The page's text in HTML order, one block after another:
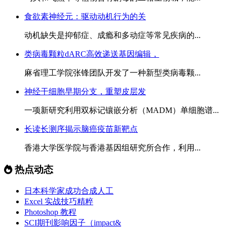
食欲素神经元：驱动动机行为的关
动机缺失是抑郁症、成瘾和多动症等常见疾病的...
类病毒颗粒dARC高效递送基因编辑，
麻省理工学院张锋团队开发了一种新型类病毒颗...
神经干细胞早期分支，重塑皮层发
一项新研究利用双标记镶嵌分析（MADM）单细胞谱...
长读长测序揭示脑癌疫苗新靶点
香港大学医学院与香港基因组研究所合作，利用...
热点动态
日本科学家成功合成人工
Excel 实战技巧精粹
Photoshop 教程
SCI期刊影响因子（impact&